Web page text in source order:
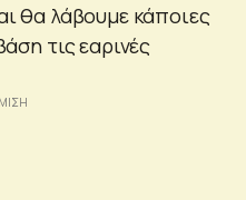
θα λάβουμε κάποιες
τις εαρινές